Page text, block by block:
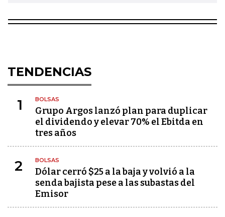
TENDENCIAS
1 BOLSAS
Grupo Argos lanzó plan para duplicar
el dividendo y elevar 70% el Ebitda en
tres años
2 BOLSAS
Dólar cerró $25 a la baja y volvió a la
senda bajista pese a las subastas del
Emisor